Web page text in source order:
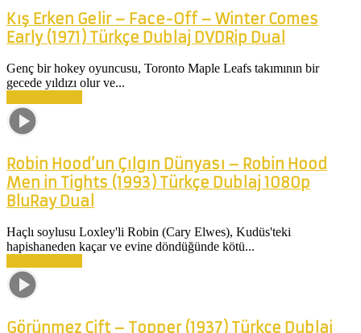
Kış Erken Gelir – Face-Off – Winter Comes
Early (1971) Türkçe Dublaj DVDRip Dual
Genç bir hokey oyuncusu, Toronto Maple Leafs takımının bir
gecede yıldızı olur ve...
Robin Hood’un Çılgın Dünyası – Robin Hood
Men in Tights (1993) Türkçe Dublaj 1080p
BluRay Dual
Haçlı soylusu Loxley'li Robin (Cary Elwes), Kudüs'teki
hapishaneden kaçar ve evine döndüğünde kötü...
Görünmez Çift – Topper (1937) Türkçe Dublaj